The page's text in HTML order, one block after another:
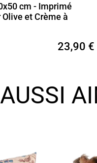
cm - Imprimé
et Crème à
23,90 €